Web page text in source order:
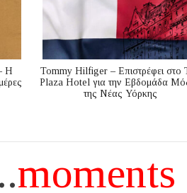
Η
Tommy Hilfiger – Επιστρέφει στο
Plaza Hotel για την Εβδομάδα
της Νέας Υόρκης
moments